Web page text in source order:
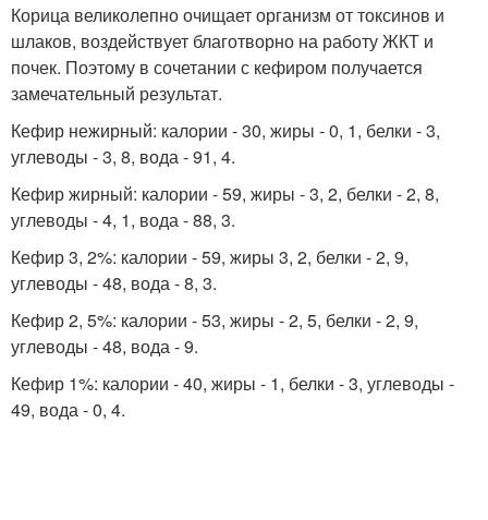
Корица великолепно очищает организм от токсинов и
шлаков, воздействует благотворно на работу ЖКТ и
почек. Поэтому в сочетании с кефиром получается
замечательный результат.
Кефир нежирный: калории - 30, жиры - 0, 1, белки - 3,
углеводы - 3, 8, вода - 91, 4.
Кефир жирный: калории - 59, жиры - 3, 2, белки - 2, 8,
углеводы - 4, 1, вода - 88, 3.
Кефир 3, 2%: калории - 59, жиры 3, 2, белки - 2, 9,
углеводы - 48, вода - 8, 3.
Кефир 2, 5%: калории - 53, жиры - 2, 5, белки - 2, 9,
углеводы - 48, вода - 9.
Кефир 1%: калории - 40, жиры - 1, белки - 3, углеводы -
49, вода - 0, 4.